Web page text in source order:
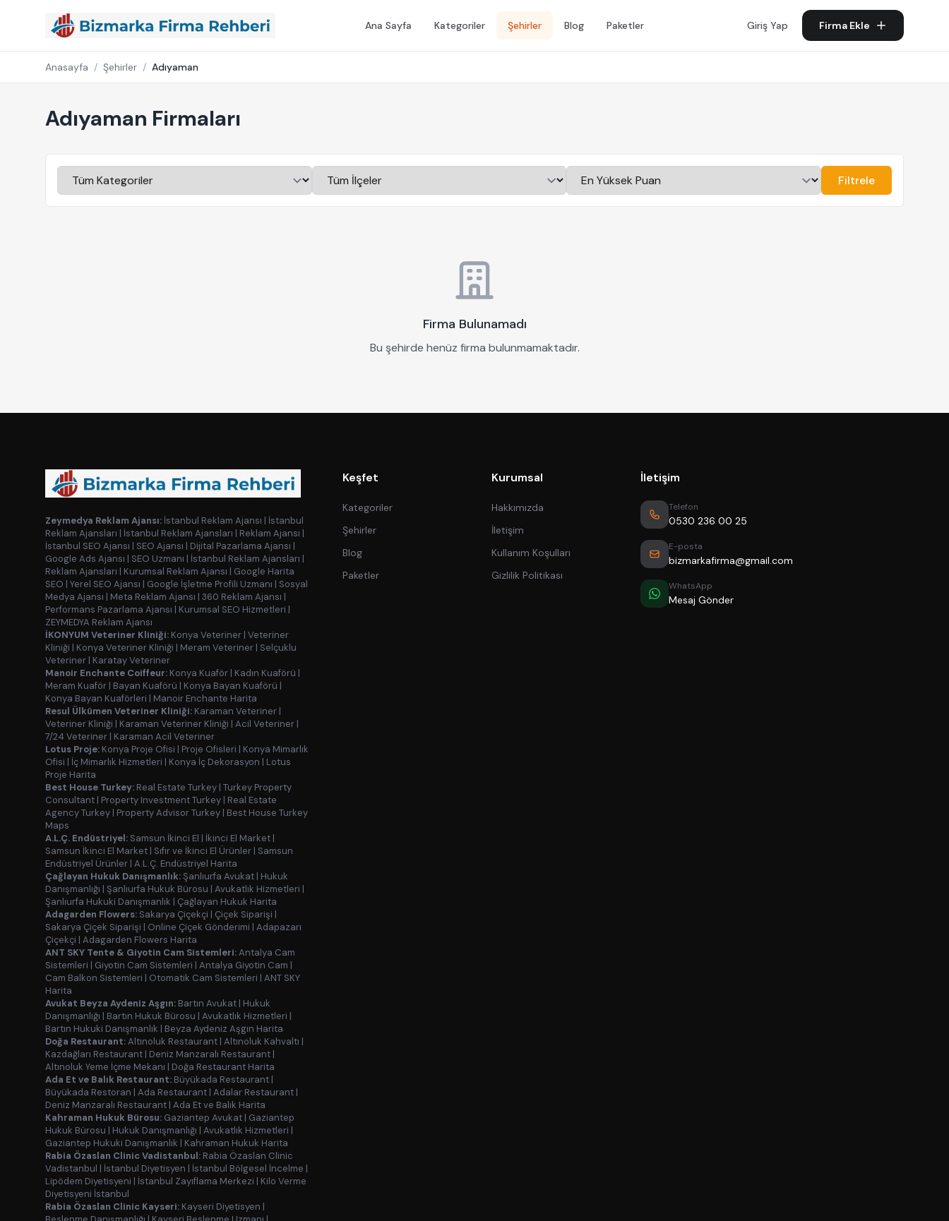
Ana Sayfa Kategoriler Şehirler Blog Paketler Giriş Yap Firma Ekle
Anasayfa / Şehirler / Adıyaman
Adıyaman Firmaları
Filtrele
Firma Bulunamadı
Bu şehirde henüz firma bulunmamaktadır.
Zeymedya Reklam Ajansı: İstanbul Reklam Ajansı | İstanbul
Reklam Ajansları | İstanbul Reklam Ajansları | Reklam Ajansı |
İstanbul SEO Ajansı | SEO Ajansı | Dijital Pazarlama Ajansı |
Google Ads Ajansı | SEO Uzmanı | İstanbul Reklam Ajansları |
Reklam Ajansları | Kurumsal Reklam Ajansı | Google Harita
SEO | Yerel SEO Ajansı | Google İşletme Profili Uzmanı | Sosyal
Medya Ajansı | Meta Reklam Ajansı | 360 Reklam Ajansı |
Performans Pazarlama Ajansı | Kurumsal SEO Hizmetleri |
ZEYMEDYA Reklam Ajansı
İKONYUM Veteriner Kliniği: Konya Veteriner | Veteriner
Kliniği | Konya Veteriner Kliniği | Meram Veteriner | Selçuklu
Veteriner | Karatay Veteriner
Manoir Enchante Coiffeur: Konya Kuaför | Kadın Kuaförü |
Meram Kuaför | Bayan Kuaförü | Konya Bayan Kuaförü |
Konya Bayan Kuaförleri | Manoir Enchante Harita
Resul Ülkümen Veteriner Kliniği: Karaman Veteriner |
Veteriner Kliniği | Karaman Veteriner Kliniği | Acil Veteriner |
7/24 Veteriner | Karaman Acil Veteriner
Lotus Proje: Konya Proje Ofisi | Proje Ofisleri | Konya Mimarlık
Ofisi | İç Mimarlık Hizmetleri | Konya İç Dekorasyon | Lotus
Proje Harita
Best House Turkey: Real Estate Turkey | Turkey Property
Consultant | Property Investment Turkey | Real Estate
Agency Turkey | Property Advisor Turkey | Best House Turkey
Maps
A.L.Ç. Endüstriyel: Samsun İkinci El | İkinci El Market |
Samsun İkinci El Market | Sıfır ve İkinci El Ürünler | Samsun
Endüstriyel Ürünler | A.L.Ç. Endüstriyel Harita
Çağlayan Hukuk Danışmanlık:Şanlıurfa Avukat | Hukuk
Danışmanlığı | Şanlıurfa Hukuk Bürosu | Avukatlık Hizmetleri |
Şanlıurfa Hukuki Danışmanlık | Çağlayan Hukuk Harita
Adagarden Flowers: Sakarya Çiçekçi | Çiçek Siparişi |
Sakarya Çiçek Siparişi | Online Çiçek Gönderimi | Adapazarı
Çiçekçi | Adagarden Flowers Harita
ANT SKY Tente & Giyotin Cam Sistemleri:Antalya Cam
Sistemleri | Giyotin Cam Sistemleri | Antalya Giyotin Cam |
Cam Balkon Sistemleri | Otomatik Cam Sistemleri | ANT SKY
Harita
Avukat Beyza Aydeniz Aşgın: Bartın Avukat | Hukuk
Danışmanlığı | Bartın Hukuk Bürosu | Avukatlık Hizmetleri |
Bartın Hukuki Danışmanlık | Beyza Aydeniz Aşgın Harita
Doğa Restaurant:Altınoluk Restaurant | Altınoluk Kahvaltı |
Kazdağları Restaurant | Deniz Manzaralı Restaurant |
Altınoluk Yeme İçme Mekanı | Doğa Restaurant Harita
Ada Et ve Balık Restaurant: Büyükada Restaurant |
Büyükada Restoran | Ada Restaurant | Adalar Restaurant |
Deniz Manzaralı Restaurant | Ada Et ve Balık Harita
Kahraman Hukuk Bürosu: Gaziantep Avukat | Gaziantep
Hukuk Bürosu | Hukuk Danışmanlığı | Avukatlık Hizmetleri |
Gaziantep Hukuki Danışmanlık | Kahraman Hukuk Harita
Rabia Özaslan Clinic Vadistanbul: Rabia Özaslan Clinic
Vadistanbul | İstanbul Diyetisyen | İstanbul Bölgesel İncelme |
Lipödem Diyetisyeni | İstanbul Zayıflama Merkezi | Kilo Verme
Diyetisyeni İstanbul
Rabia Özaslan Clinic Kayseri: Kayseri Diyetisyen |
Keşfet
Kategoriler
Şehirler
Blog
Paketler
Kurumsal
Hakkımızda
İletişim
Kullanım Koşulları
Gizlilik Politikası
İletişim
Telefon
0530 236 00 25
E-posta
bizmarkafirma@gmail.com
WhatsApp
Mesaj Gönder